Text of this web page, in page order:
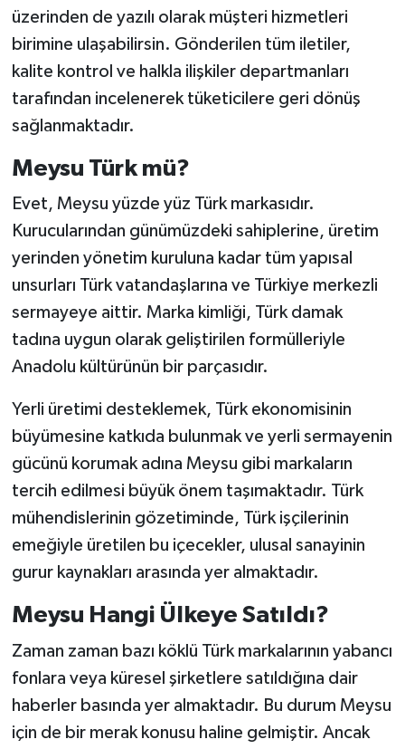
üzerinden de yazılı olarak müşteri hizmetleri
birimine ulaşabilirsin. Gönderilen tüm iletiler,
kalite kontrol ve halkla ilişkiler departmanları
tarafından incelenerek tüketicilere geri dönüş
sağlanmaktadır.
Meysu Türk mü?
Evet, Meysu yüzde yüz Türk markasıdır.
Kurucularından günümüzdeki sahiplerine, üretim
yerinden yönetim kuruluna kadar tüm yapısal
unsurları Türk vatandaşlarına ve Türkiye merkezli
sermayeye aittir. Marka kimliği, Türk damak
tadına uygun olarak geliştirilen formülleriyle
Anadolu kültürünün bir parçasıdır.
Yerli üretimi desteklemek, Türk ekonomisinin
büyümesine katkıda bulunmak ve yerli sermayenin
gücünü korumak adına Meysu gibi markaların
tercih edilmesi büyük önem taşımaktadır. Türk
mühendislerinin gözetiminde, Türk işçilerinin
emeğiyle üretilen bu içecekler, ulusal sanayinin
gurur kaynakları arasında yer almaktadır.
Meysu Hangi Ülkeye Satıldı?
Zaman zaman bazı köklü Türk markalarının yabancı
fonlara veya küresel şirketlere satıldığına dair
haberler basında yer almaktadır. Bu durum Meysu
için de bir merak konusu haline gelmiştir. Ancak